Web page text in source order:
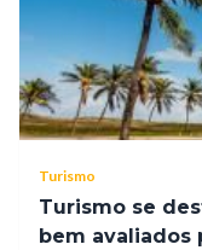
Turismo
Turismo se
bem avaliados